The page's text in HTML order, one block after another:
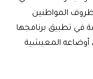
المواطنين
في تطبيق برنامجها
أوضاعه المعيشية